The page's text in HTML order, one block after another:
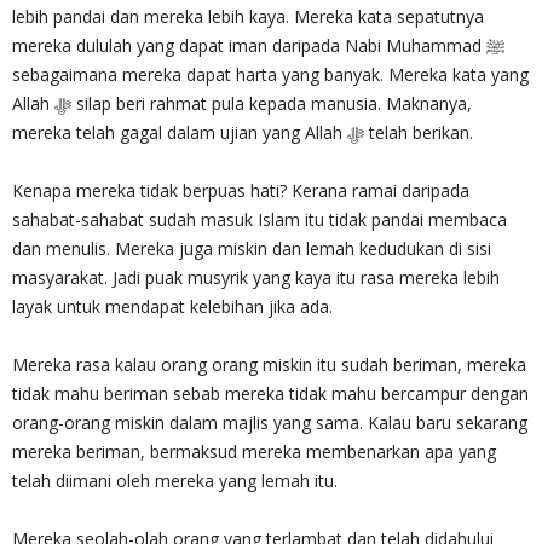
lebih pandai dan mereka lebih kaya. Mereka kata sepatutnya
mereka dululah yang dapat iman daripada Nabi Muhammad ﷺ
sebagaimana mereka dapat harta yang banyak. Mereka kata yang
Allah‎ ﷻ silap beri rahmat pula kepada manusia. Maknanya,
mereka telah gagal dalam ujian yang Allah ‎ﷻ telah berikan.
Kenapa mereka tidak berpuas hati? Kerana ramai daripada
sahabat-sahabat sudah masuk Islam itu tidak pandai membaca
dan menulis. Mereka juga miskin dan lemah kedudukan di sisi
masyarakat. Jadi puak musyrik yang kaya itu rasa mereka lebih
layak untuk mendapat kelebihan jika ada.
Mereka rasa kalau orang orang miskin itu sudah beriman, mereka
tidak mahu beriman sebab mereka tidak mahu bercampur dengan
orang-orang miskin dalam majlis yang sama. Kalau baru sekarang
mereka beriman, bermaksud mereka membenarkan apa yang
telah diimani oleh mereka yang lemah itu.
Mereka seolah-olah orang yang terlambat dan telah didahului